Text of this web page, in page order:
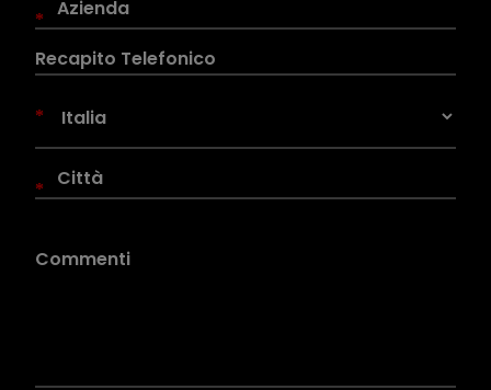
*
*
*